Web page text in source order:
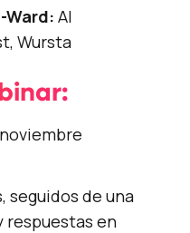
Ward: AI
Wursta
seguidos de una
respuestas en